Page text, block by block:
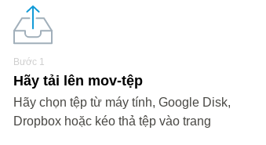
Bước 1
Hãy tải lên mov-tệp
Hãy chọn tệp từ máy tính, Google Disk,
Dropbox hoặc kéo thả tệp vào trang